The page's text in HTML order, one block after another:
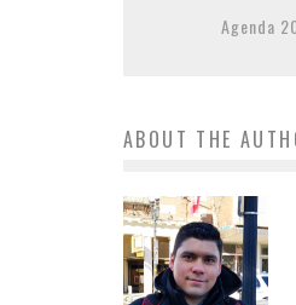
Agenda
ABOUT THE